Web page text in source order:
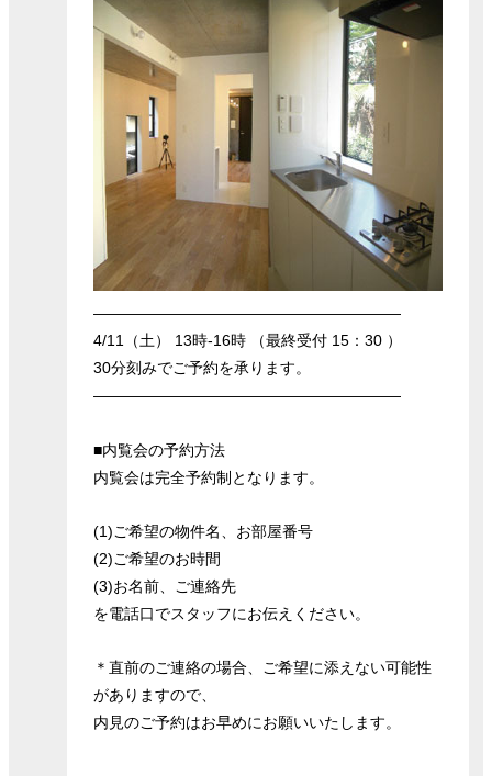
――――――――――――――――――――
4/11（土） 13時-16時 （最終受付 15：30 ）
30分刻みでご予約を承ります。
――――――――――――――――――――
■内覧会の予約方法
内覧会は完全予約制となります。
(1)ご希望の物件名、お部屋番号
(2)ご希望のお時間
(3)お名前、ご連絡先
を電話口でスタッフにお伝えください。
＊直前のご連絡の場合、ご希望に添えない可能性
がありますので、
内見のご予約はお早めにお願いいたします。